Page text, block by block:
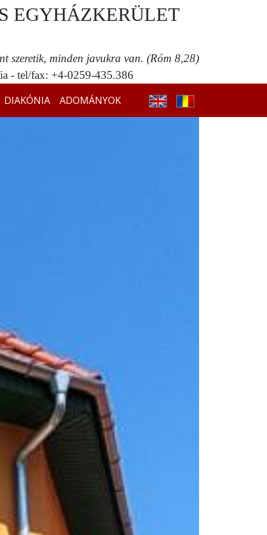
EGYHÁZKERÜLET
szeretik, minden javukra van. (Róm 8,28)
- tel/fax: +4-0259-435.386
DIAKÓNIA ADOMÁNYOK